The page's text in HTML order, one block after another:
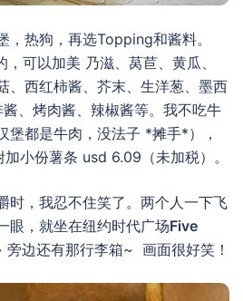
，热狗，再选Topping和酱料。
可以加美 乃滋、莴苣、黄瓜、
、西红柿酱、芥末、生洋葱、墨西
、烤肉酱、辣椒酱等。我不吃牛
堡都是牛肉，没法子 *摊手*），
小份薯条 usd 6.09（未加税）。
时，我忍不住笑了。两个人一下飞
眼，就坐在纽约时代广场Five
边还有那行李箱~ 画面很好笑！